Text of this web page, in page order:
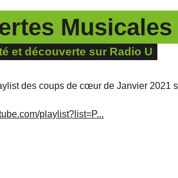
et découverte sur Radio U
des coups de cœur de Janvier 2021
playlist?list=P...